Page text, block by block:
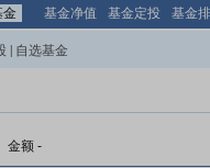
金 基金净值 基金定投 基金
自选基金
金额 -